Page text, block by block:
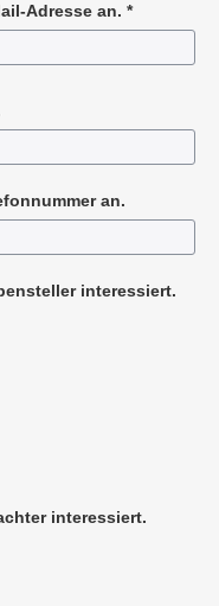
Adresse an. *
an.
interessiert.
interessiert.